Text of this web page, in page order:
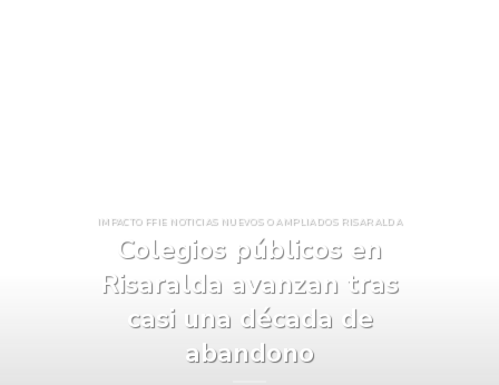
IMPACTO FFIE NOTICIAS NUEVOS O AMPLIADOS RISARALDA
Colegios públicos en
Risaralda avanzan tras
casi una década de
abandono